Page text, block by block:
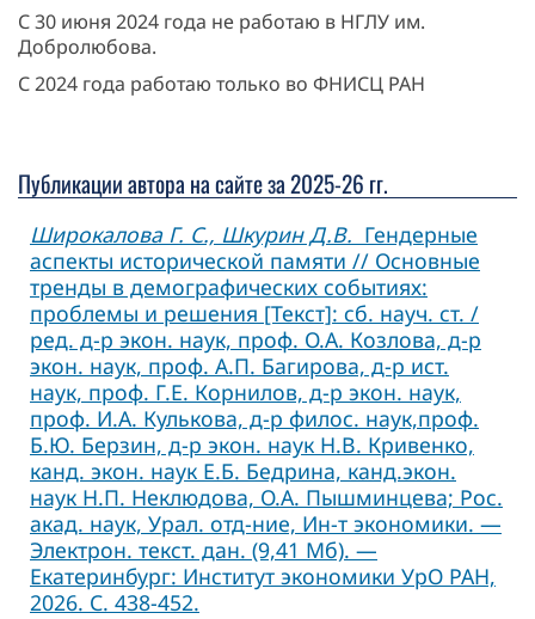
С 30 июня 2024 года не работаю в НГЛУ им.
Добролюбова.
С 2024 года работаю только во ФНИСЦ РАН
Публикации автора на сайте за 2025-26 гг.
Широкалова Г. С., Шкурин Д.В. Гендерные
аспекты исторической памяти // Основные
тренды в демографических событиях:
проблемы и решения [Текст]: сб. науч. ст. /
ред. д-р экон. наук, проф. О.А. Козлова, д-р
экон. наук, проф. А.П. Багирова, д-р ист.
наук, проф. Г.Е. Корнилов, д-р экон. наук,
проф. И.А. Кулькова, д-р филос. наук,проф.
Б.Ю. Берзин, д-р экон. наук Н.В. Кривенко,
канд. экон. наук Е.Б. Бедрина, канд.экон.
наук Н.П. Неклюдова, О.А. Пышминцева; Рос.
акад. наук, Урал. отд-ние, Ин-т экономики. —
Электрон. текст. дан. (9,41 Мб). —
Екатеринбург: Институт экономики УрО РАН,
2026. С. 438-452.